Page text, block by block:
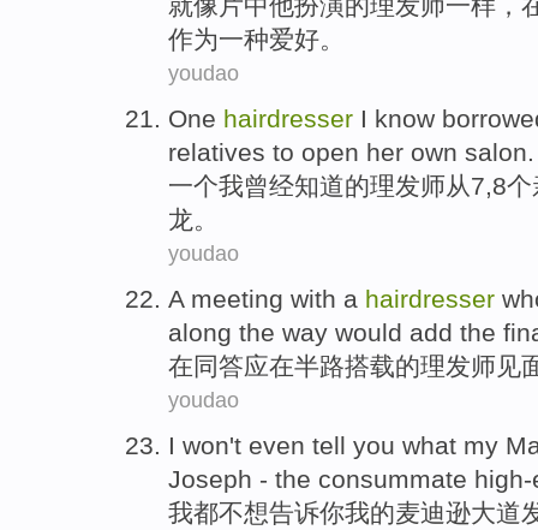
就像 片中他扮演的理发师一样，
作为一种爱好。
youdao
One hairdresser I know
relatives to open her own salon.
一个我曾经知道的理发师从7,8个
龙。
youdao
A meeting with a hairdresser
along the way would add the
在同答应在半路搭载的理发师见
youdao
I won't even tell you what my
Joseph - the consummate
我都不想告诉你我的麦迪逊大道